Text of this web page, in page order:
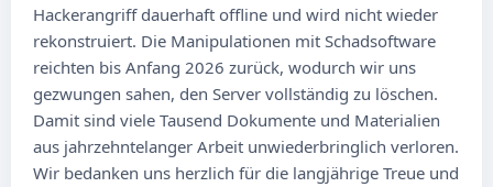
Hackerangriff dauerhaft offline und wird nicht wieder
rekonstruiert. Die Manipulationen mit Schadsoftware
reichten bis Anfang 2026 zurück, wodurch wir uns
gezwungen sahen, den Server vollständig zu löschen.
Damit sind viele Tausend Dokumente und Materialien
aus jahrzehntelanger Arbeit unwiederbringlich verloren.
Wir bedanken uns herzlich für die langjährige Treue und